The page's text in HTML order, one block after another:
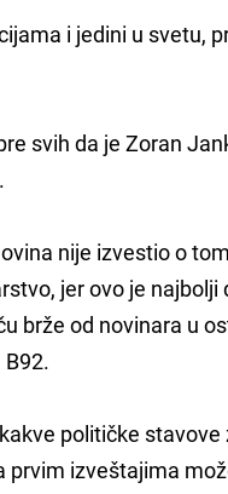
i jedini u svetu,
svih da je Zoran
nije izvestio o
jer ovo je najbolji
brže od novinara u
političke
izveštajima